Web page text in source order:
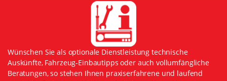
Wünschen Sie als optionale Dienstleistung technische
Auskünfte, Fahrzeug-Einbautipps oder auch vollumfängliche
Beratungen, so stehen Ihnen praxiserfahrene und laufend